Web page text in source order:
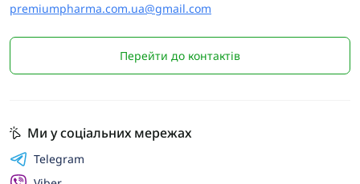
premiumpharma.com.ua@gmail.com
Перейти до контактів
Ми у соціальних мережах
Telegram